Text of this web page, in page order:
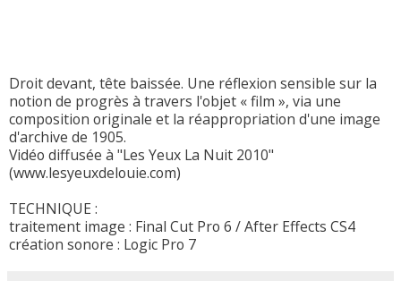
Droit devant, tête baissée. Une réflexion sensible sur la
notion de progrès à travers l'objet « film », via une
composition originale et la réappropriation d'une image
d'archive de 1905.
Vidéo diffusée à "Les Yeux La Nuit 2010"
(www.lesyeuxdelouie.com)
TECHNIQUE :
traitement image : Final Cut Pro 6 / After Effects CS4
création sonore : Logic Pro 7